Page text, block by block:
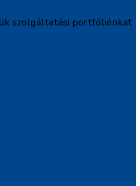
szolgáltatási portfóliónkat